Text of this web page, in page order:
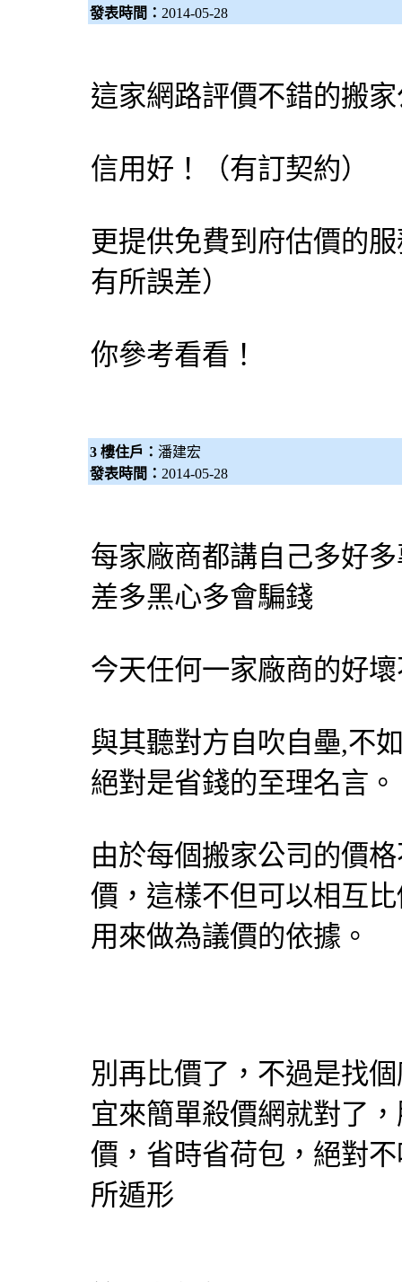
發表時間： 2014-05-28
這家網路評價不錯的搬
信用好！（有訂契約）
更提供免費到府估價的
有所誤差）
你參考看看！
3 樓住戶： 潘建宏
發表時間： 2014-05-28
每家廠商都講自己多好
差多黑心多會騙錢
今天任何一家廠商的好
與其聽對方自吹自壘,不
絕對是省錢的至理名言。
由於每個搬家公司的價
價，這樣不但可以相互
用來做為議價的依據。
別再比價了，不過是找
宜來簡單殺價網就對了
價 ，省時省荷包，絕對
所遁形